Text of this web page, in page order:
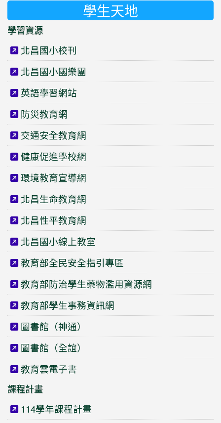
學生天地
學習資源
北昌國小校刊
北昌國小國樂團
英語學習網站
防災教育網
交通安全教育網
健康促進學校網
環境教育宣導網
北昌生命教育網
北昌性平教育網
北昌國小線上教室
教育部全民安全指引專區
教育部防治學生藥物濫用資源網
教育部學生事務資訊網
圖書館（神通）
圖書館（全誼）
教育雲電子書
課程計畫
114學年課程計畫